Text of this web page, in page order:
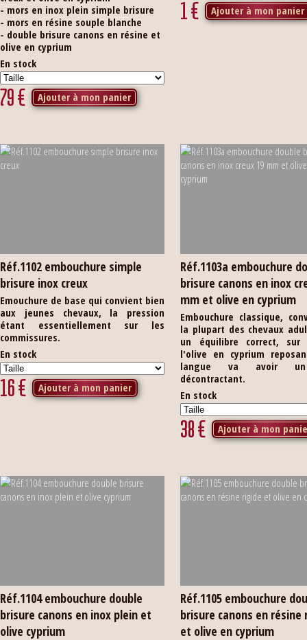
- mors en inox plein simple brisure
- mors en résine souple blanche
- double brisure canons en résine et
olive en cyprium
En stock
79€ Ajouter à mon panier
1€ Ajouter à mon panier
Réf.1102 embouchure simple
brisure inox creux
Emouchure de base qui convient bien
aux jeunes chevaux, la pression
étant essentiellement sur les
commissures.
En stock
16€ Ajouter à mon panier
Réf.1103a embouchure
brisure canons en inox
mm et olive en cyprium
Embouchure classique,
la plupart des chevaux
un équilibre correct, sur
l'olive en cyprium
langue va avoir
décontractant.
En stock
38€ Ajouter à mon
Réf.1104 embouchure double
brisure canons en inox plein et
olive cyprium
Réf.1105 embouchure
brisure canons en résine
et olive en cyprium